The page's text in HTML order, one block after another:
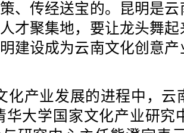
、传经送宝的。昆明是
才聚集地，要让龙头舞
建设成为云南文化创意
化产业发展的进程中，
华大学国家文化产业研究